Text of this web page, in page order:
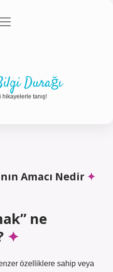
Durağı
tanış!
Amacı Nedir
ne
özelliklere sahip veya